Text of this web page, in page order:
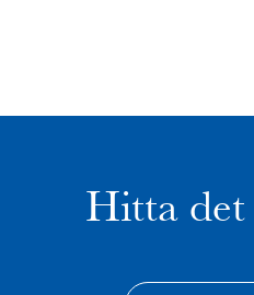
Hitta det